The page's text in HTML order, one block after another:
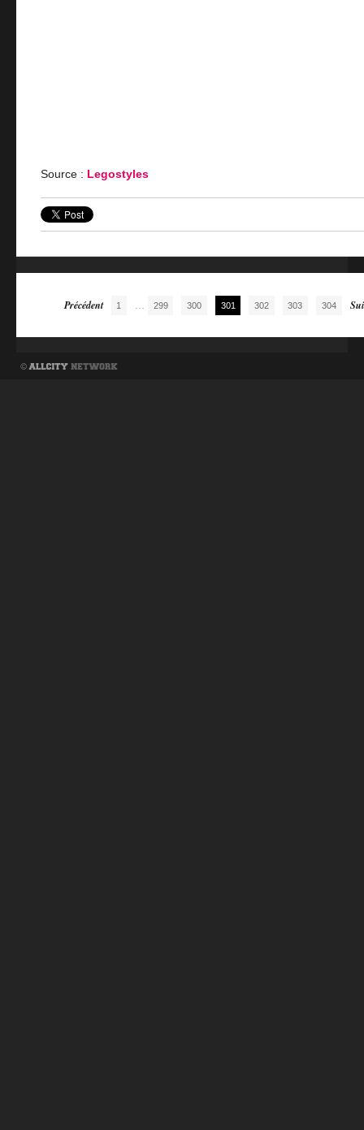
Source : Legostyles
Précédent 1 299 300 301 302 303 304